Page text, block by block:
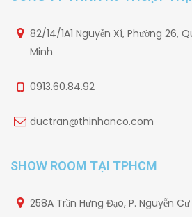
82/14/1A1 Nguyễn Xí, Phường 26,
Minh
0913.60.84.92
ductran@thinhanco.com
SHOW ROOM TẠI TPHCM
258A Trần Hưng Đạo, P. Nguyễn